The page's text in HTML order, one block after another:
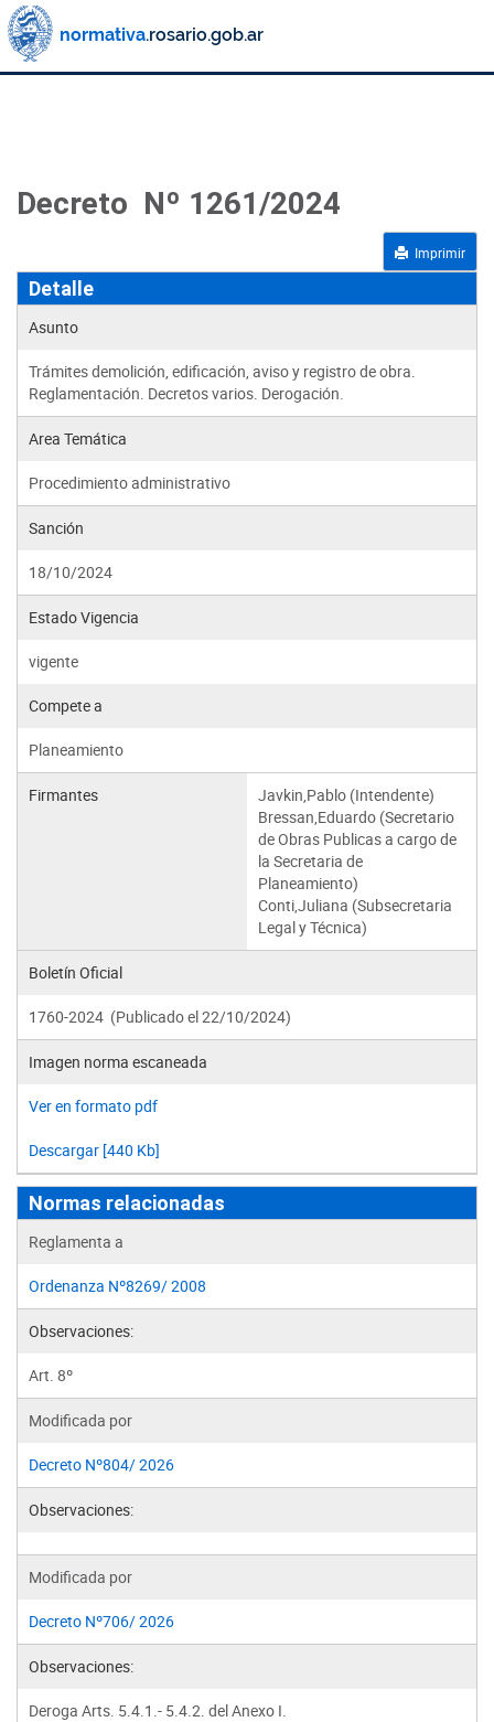
Decreto Nº 1261/2024
Imprimir
Detalle
Asunto
Trámites demolición, edificación, aviso y registro de obra.
Reglamentación. Decretos varios. Derogación.
Area Temática
Procedimiento administrativo
Sanción
18/10/2024
Estado Vigencia
vigente
Compete a
Planeamiento
Firmantes
Javkin,Pablo (Intendente)
Bressan,Eduardo (Secretario
de Obras Publicas a cargo de
la Secretaria de
Planeamiento)
Conti,Juliana (Subsecretaria
Legal y Técnica)
Boletín Oficial
1760-2024 (Publicado el 22/10/2024)
Imagen norma escaneada
Ver en formato pdf
Descargar [440 Kb]
Normas relacionadas
Reglamenta a
Ordenanza Nº8269/ 2008
Observaciones:
Art. 8º
Modificada por
Decreto Nº804/ 2026
Observaciones:
Modificada por
Decreto Nº706/ 2026
Observaciones:
Deroga Arts. 5.4.1.- 5.4.2. del Anexo I.